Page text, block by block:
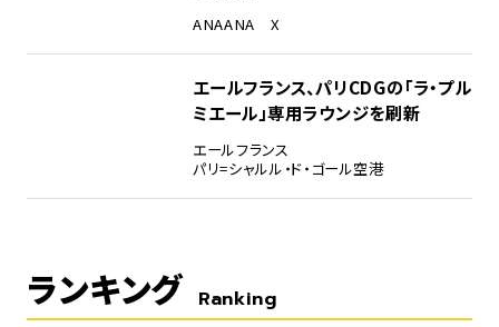
ANAANA X
エールフランス、パリCDGの「ラ・プル
ミエール」専用ラウンジを刷新
エールフランス
パリ=シャルル・ド・ゴール空港
ランキング Ranking